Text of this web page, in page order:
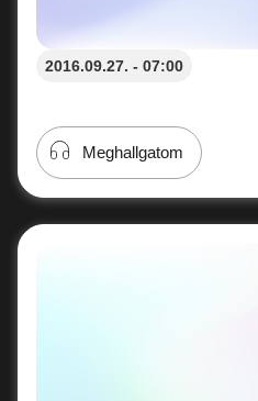
2016.09.27. - 07:00
Meghallgatom